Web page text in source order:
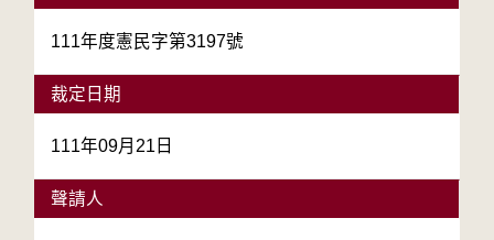
111年度憲民字第3197號
裁定日期
111年09月21日
聲請人